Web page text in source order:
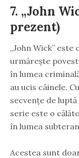
7. „John
prezent)
„John Wick”
urmărește
în lumea
au ucis câinele.
secvențe de
serie este o
în lumea
Acestea sunt